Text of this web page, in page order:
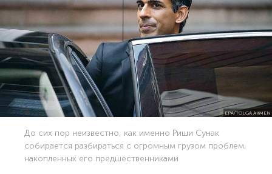
EPA/TOLGA AKMEN
До сих пор неизвестно, как именно Риши Сунак
собирается разбираться с огромным грузом проблем,
накопленных его предшественниками